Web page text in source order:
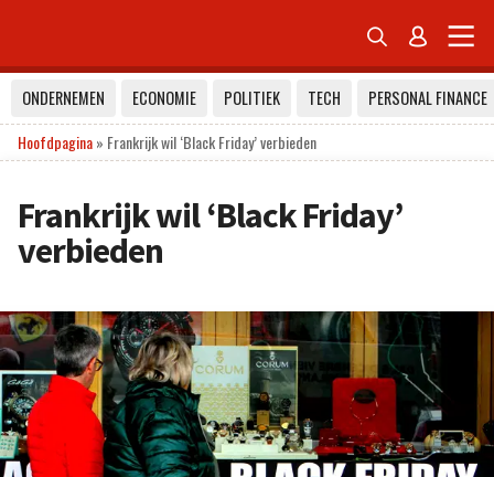
 
ONDERNEMEN ECONOMIE POLITIEK TECH
PERSONAL FINANCE
Hoofdpagina» Frankrijk wil ‘Black Friday’ verbieden
Frankrijk wil ‘Black Friday’
verbieden